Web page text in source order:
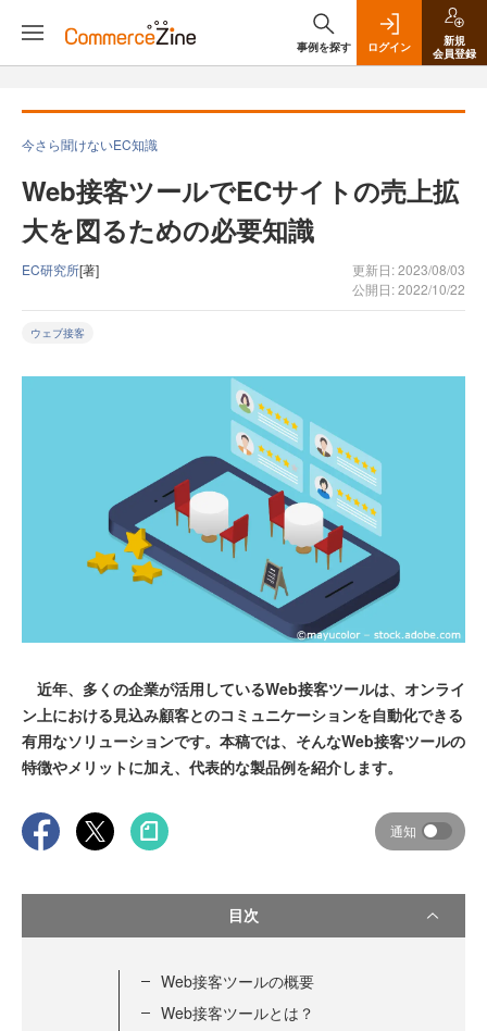
事例を探す ログイン
新規
会員登録
今さら聞けないEC知識
Web接客ツールでECサイトの売上拡
大を図るための必要知識
EC研究所[著]
更新日: 2023/08/03
公開日: 2022/10/22
ウェブ接客
近年、多くの企業が活用しているWeb接客ツールは、オンライ
ン上における見込み顧客とのコミュニケーションを自動化できる
有用なソリューションです。本稿では、そんなWeb接客ツールの
特徴やメリットに加え、代表的な製品例を紹介します。
通知
目次
Web接客ツールの概要
Web接客ツールとは？